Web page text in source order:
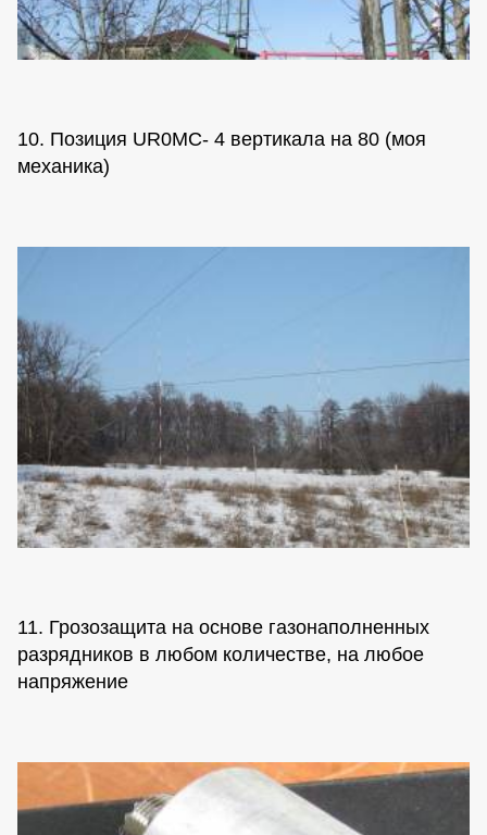
10. Позиция UR0MC- 4 вертикала на 80 (моя
механика)
11. Грозозащита на основе газонаполненных
разрядников в любом количестве, на любое
напряжение